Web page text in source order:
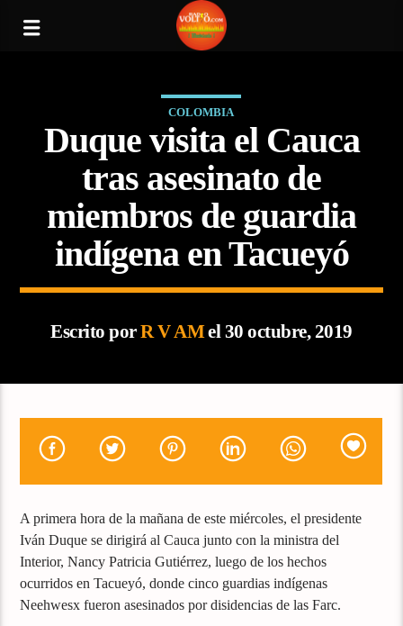
COLOMBIA
Duque visita el Cauca
tras asesinato de
miembros de guardia
indígena en Tacueyó
Escrito porR V AMel 30 octubre, 2019
A primera hora de la mañana de este miércoles, el presidente
Iván Duque se dirigirá al Cauca junto con la ministra del
Interior, Nancy Patricia Gutiérrez, luego de los hechos
ocurridos en Tacueyó, donde cinco guardias indígenas
Neehwesx fueron asesinados por disidencias de las Farc.